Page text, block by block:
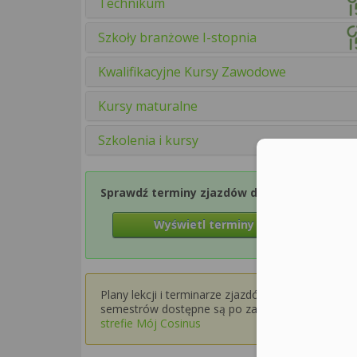
Szkoły branżowe I-stopnia
Kwalifikacyjne Kursy Zawodowe
Kursy maturalne
Szkolenia i kursy
Sprawdź terminy zjazdów dla Semestru 1
Wyświetl terminy zjazdów
Plany lekcji i terminarze zjazdów dla wyższych
semestrów dostępne są po zalogowaniu w
strefie Mój Cosinus